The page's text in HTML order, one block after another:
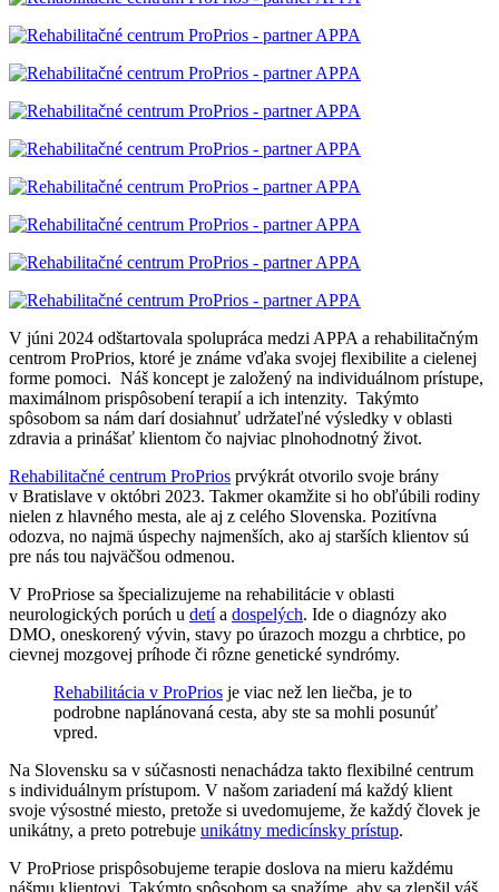
V júni 2024 odštartovala spolupráca medzi APPA a rehabilitačným
centrom ProPrios, ktoré je známe vďaka svojej flexibilite a cielenej
forme pomoci. Náš koncept je založený na individuálnom prístupe,
maximálnom prispôsobení terapií a ich intenzity. Takýmto
spôsobom sa nám darí dosiahnuť udržateľné výsledky v oblasti
zdravia a prinášať klientom čo najviac plnohodnotný život.
Rehabilitačné centrum ProPrios prvýkrát otvorilo svoje brány
v Bratislave v októbri 2023. Takmer okamžite si ho obľúbili rodiny
nielen z hlavného mesta, ale aj z celého Slovenska. Pozitívna
odozva, no najmä úspechy najmenších, ako aj starších klientov sú
pre nás tou najväčšou odmenou.
V ProPriose sa špecializujeme na rehabilitácie v oblasti
neurologických porúch u detía dospelých. Ide o diagnózy ako
DMO, oneskorený vývin, stavy po úrazoch mozgu a chrbtice, po
cievnej mozgovej príhode či rôzne genetické syndrómy.
Rehabilitácia v ProPrios je viac než len liečba, je to
podrobne naplánovaná cesta, aby ste sa mohli posunúť
vpred.
Na Slovensku sa v súčasnosti nenachádza takto flexibilné centrum
s individuálnym prístupom. V našom zariadení má každý klient
svoje výsostné miesto, pretože si uvedomujeme, že každý človek je
unikátny, a preto potrebuje unikátny medicínsky prístup.
V ProPriose prispôsobujeme terapie doslova na mieru každému